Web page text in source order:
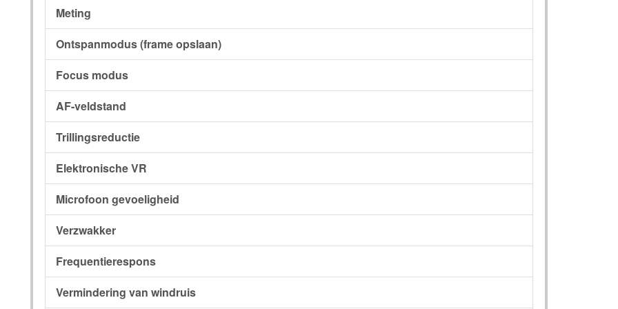
Meting
Ontspanmodus (frame opslaan)
Focus modus
AF-veldstand
Trillingsreductie
Elektronische VR
Microfoon gevoeligheid
Verzwakker
Frequentierespons
Vermindering van windruis